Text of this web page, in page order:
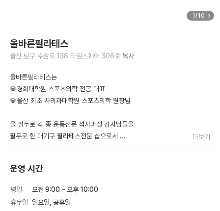
1/10
올바른필라테스
울산 남구 수암로 138 타임스퀘어 306호 복사
올바른필라테스는
💎경희대학원 스포츠의학 전공 대표
💎울산 최초 차의과대학원 스포츠의학 원장님
을 필두로 각 종 운동전문 석사과정 강사님들을
필두로 한 대기구 필라테스전문 샵으로서
높여 드리고 있습니다.
💎올바른 필라테스 는 울산 최초 국제 공인 PSC PILATES 자
격증을 발부 할 수 있는 기관으로  울산 최고의 필라테스 센터인
더보기
운영 시간
평일
오전 9:00 ~ 오후 10:00
휴무일
일요일, 공휴일